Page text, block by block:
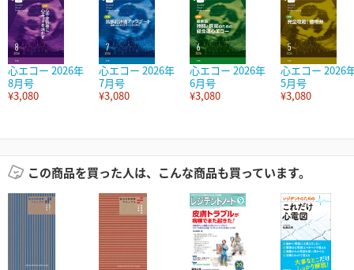
心エコー 2026年
8月号
¥3,080
心エコー 2026年
7月号
¥3,080
心エコー 2026年
6月号
¥3,080
心エコー 2026
5月号
¥3,080
この商品を買った人は、こんな商品も買っています。